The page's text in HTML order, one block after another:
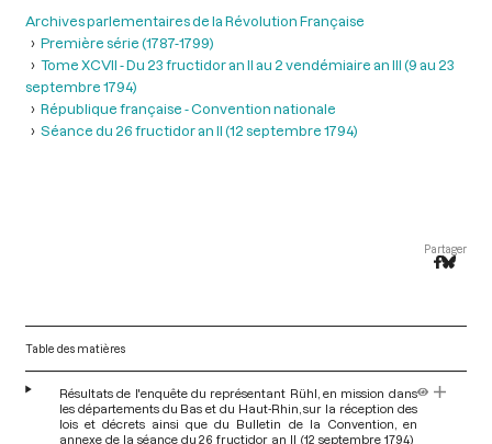
Archives parlementaires de la Révolution Française
Première série (1787-1799)
Tome XCVII - Du 23 fructidor an II au 2 vendémiaire an III (9 au 23
septembre 1794)
République française - Convention nationale
Séance du 26 fructidor an II (12 septembre 1794)
Partager
Table des matières
Résultats de l'enquête du représentant Rühl, en mission dans
les départements du Bas et du Haut-Rhin, sur la réception des
lois et décrets ainsi que du Bulletin de la Convention, en
annexe de la séance du 26 fructidor an II (12 septembre 1794)